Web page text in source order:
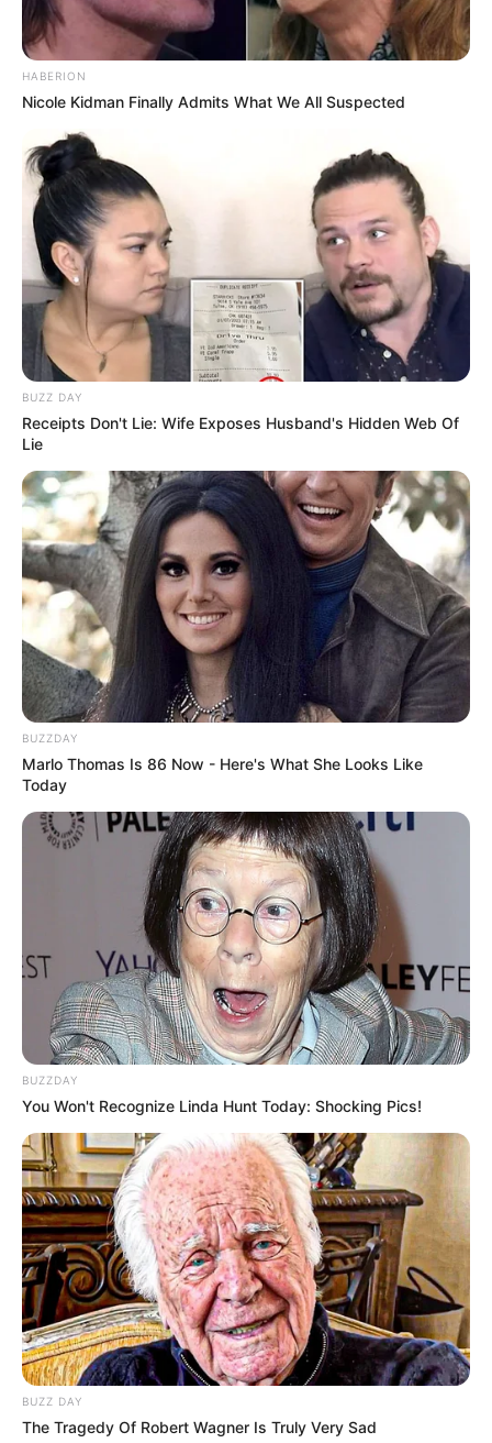
Langka Banget! 10 Pose Lucu
Katak yang Bikin Ketawa
Gemes
Ambyar! 10 Kalimat Baper
Pakai Bahasa Jawa Ini Bikin
Galau Abis
Fail! 10 Potret Makanan Gagal
Dimasak yang Bikin Kamu
Nggak Selera
10 Pose Manekin Anti
Mainstream yang Konyol
Banget
8 Kata Lucu Seputar Malam
Minggu ala Jomblo yang Bikin
Ngenes
HABERION
Nicole Kidman Finally Admits What We All Suspected
BUZZ DAY
Receipts Don't Lie: Wife Exposes Husband's Hidden Web Of
Lie
BUZZDAY
Marlo Thomas Is 86 Now - Here's What She Looks Like
Today
BUZZDAY
You Won't Recognize Linda Hunt Today: Shocking Pics!
BUZZ DAY
The Tragedy Of Robert Wagner Is Truly Very Sad